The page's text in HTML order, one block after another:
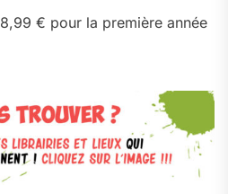
8,99 € pour la première année